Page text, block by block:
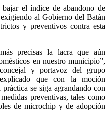
bajar el índice de abandono de
al Gobierno del Batán
y preventivos contra esta
precisas la lacra que aún
en nuestro municipio”,
y portavoz del grupo
que con la moción
práctica se siga agrandando con
preventivas, tales como
de microchip y de adopción